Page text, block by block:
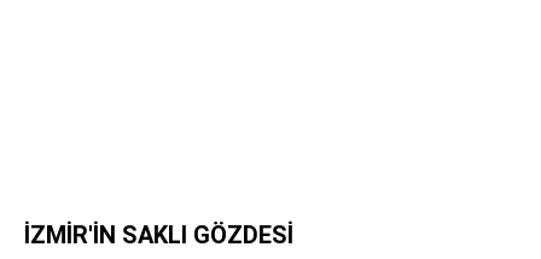
İZMİR'İN SAKLI GÖZDESİ